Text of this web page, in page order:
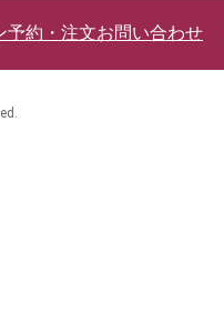
予約・注文お問い合わせ